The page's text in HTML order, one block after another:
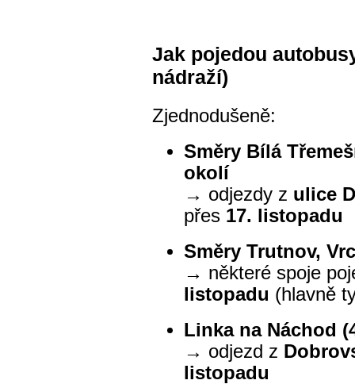
Jak pojedou
nádraží)
Zjednodušeně:
Směry Bílá
okolí
→ odjezdy z ulice
přes 17. listopadu
Směry Trutnov,
→ některé spoje
listopadu (hlavně
Linka na Náchod
→ odjezd z
listopadu